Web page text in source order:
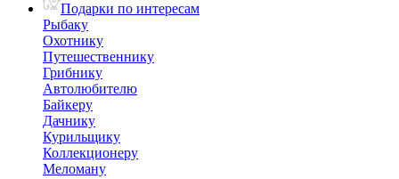
Подарки по интересам
Рыбаку
Охотнику
Путешественнику
Грибнику
Автолюбителю
Байкеру
Дачнику
Курильщику
Коллекционеру
Меломану